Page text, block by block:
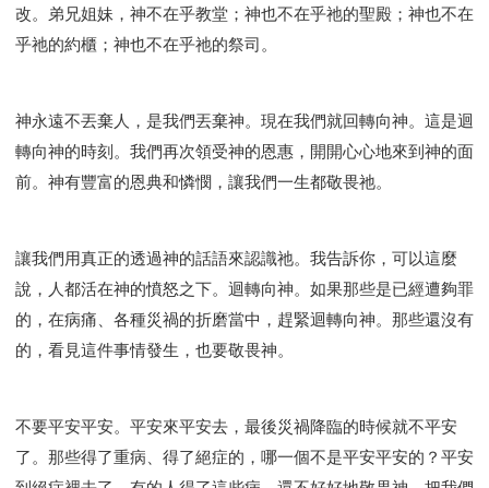
神同在
傳道者的言語 信心
命定性格
使徒保羅的神學體系
屬靈的世界
"如何"
屬靈人的好習慣
打開天上祝福的窗口
神蹟系列
愚蠢系列 戰勝撒旦系列
得勝的性格
耶和華是引導我的牧羊人。
謹慎系列
開心地活著
004課程 - 華人命定神學理念
101課程 - 從尋求到信徒
102課程 - 醫治釋放中階
103課程 - 聖經學習中階
201課程 - 從信徒到門徒
301課程 - 領袖實操課程
302課程 - 新人接待
Y136課程 - 如何學習
研習會01 - 醫治釋放
改。弟兄姐妹，神不在乎教堂；神也不在乎祂的聖殿；神也不在
乎祂的約櫃；神也不在乎祂的祭司。
神永遠不丟棄人，是我們丟棄神。現在我們就回轉向神。這是迴
轉向神的時刻。我們再次領受神的恩惠，開開心心地來到神的面
前。神有豐富的恩典和憐憫，讓我們一生都敬畏祂。
讓我們用真正的透過神的話語來認識祂。我告訴你，可以這麼
說，人都活在神的憤怒之下。迴轉向神。如果那些是已經遭夠罪
的，在病痛、各種災禍的折磨當中，趕緊迴轉向神。那些還沒有
的，看見這件事情發生，也要敬畏神。
不要平安平安。平安來平安去，最後災禍降臨的時候就不平安
了。那些得了重病、得了絕症的，哪一個不是平安平安的？平安